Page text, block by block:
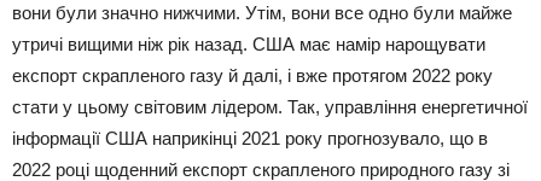
вони були значно нижчими. Утім, вони все одно були майже
утричі вищими ніж рік назад. США має намір нарощувати
експорт скрапленого газу й далі, і вже протягом 2022 року
стати у цьому світовим лідером. Так, управління енергетичної
інформації США наприкінці 2021 року прогнозувало, що в
2022 році щоденний експорт скрапленого природного газу зі